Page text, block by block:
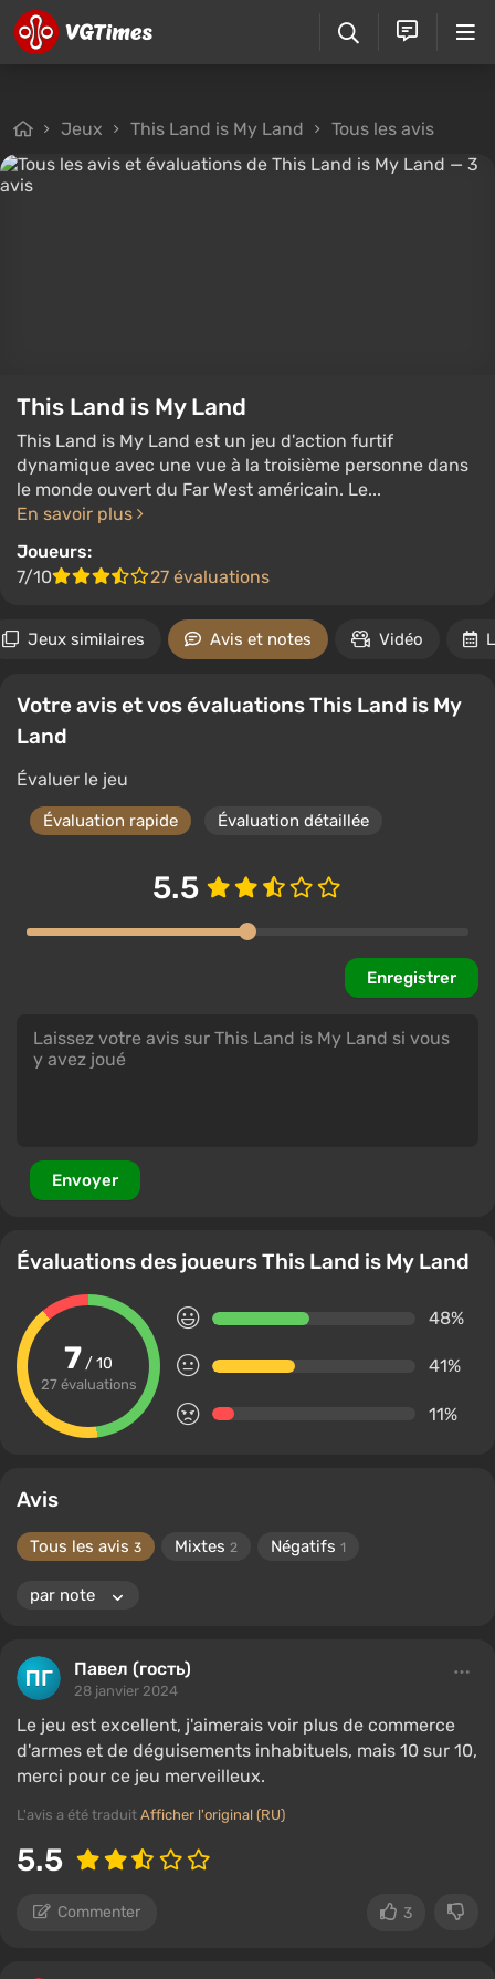
Jeux This Land is My Land Tous les avis
This Land is My Land
This Land is My Land est un jeu d'action furtif
dynamique avec une vue à la troisième personne dans
le monde ouvert du Far West américain. Le...
En savoir plus
Joueurs:
7/10
27 évaluations
Jeux similaires Avis et notes Vidéo
Votre avis et vos évaluations This Land is My
Land
Évaluer le jeu
Évaluation rapide Évaluation détaillée
5.5
Enregistrer
Envoyer
Évaluations des joueurs This Land is My Land
7 / 10
27 évaluations
48%
41%
11%
Avis
Tous les avis 3 Mixtes 2 Négatifs 1
Павел (гость)
28 janvier 2024
Le jeu est excellent, j'aimerais voir plus de commerce
d'armes et de déguisements inhabituels, mais 10 sur 10,
merci pour ce jeu merveilleux.
L'avis a été traduit Afficher l'original (RU)
5.5
Commenter 3